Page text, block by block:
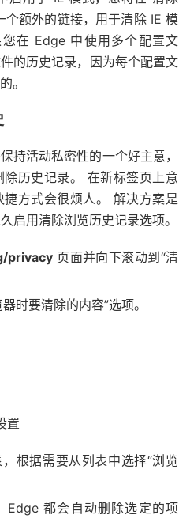
个额外的链接，用于清除 IE 模
在 Edge 中使用多个配置文
的历史记录，因为每个配置文
。
持活动私密性的一个好主意，
历史记录。 在新标签页上意
方式会很烦人。 解决方案是
启用清除浏览历史记录选项。
privacy页面并向下滚动到“清
时要清除的内容”选项。
置
根据需要从列表中选择“浏览
Edge 都会自动删除选定的项